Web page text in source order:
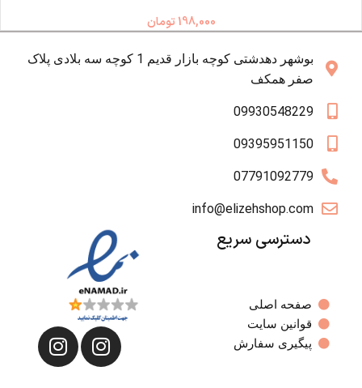
198,000 تومان
بوشهر دهدشتی کوچه بازار قدیم 1 کوچه سه بلادی پلاک
صفر همکف
09930548229
09395951150
07791092779
info@elizehshop.com
دسترسی سریع
صفحه اصلی
قوانین سایت
پیگیری سفارش